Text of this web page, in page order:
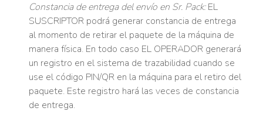
Constancia de entrega del envío en Sr. Pack:EL
SUSCRIPTOR podrá generar constancia de entrega
al momento de retirar el paquete de la máquina de
manera física. En todo caso EL OPERADOR generará
un registro en el sistema de trazabilidad cuando se
use el código PIN/QR en la máquina para el retiro del
paquete. Este registro hará las veces de constancia
de entrega.